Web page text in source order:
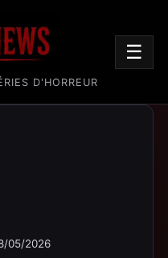
D'HORREUR
☰
05/2026